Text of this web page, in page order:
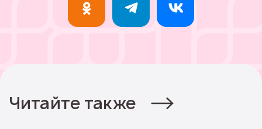
Читайте также